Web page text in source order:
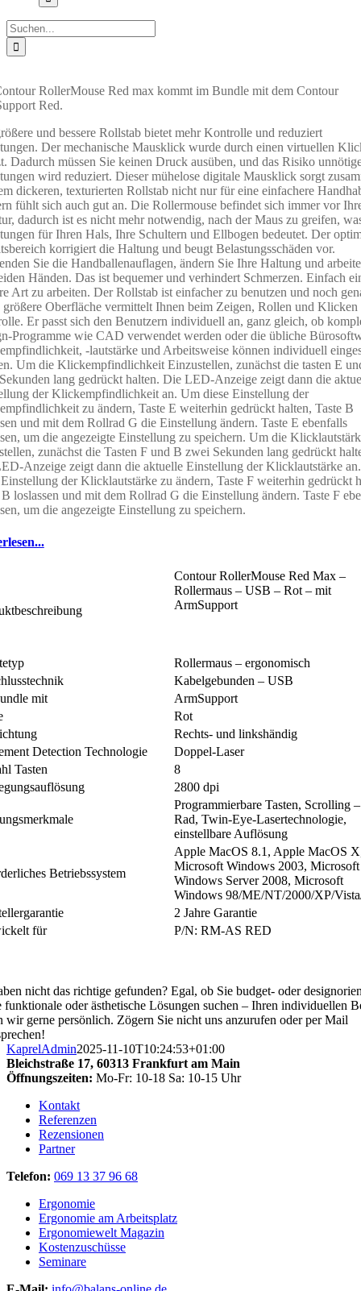
Suche
nach:
RollerMouse Red max kommt im Bundle mit dem Contour
Red.
und bessere Rollstab bietet mehr Kontrolle und reduziert
Der mechanische Mausklick wurde durch einen virtuellen
Dadurch müssen Sie keinen Druck ausüben, und das Risiko
wird reduziert. Dieser mühelose digitale Mausklick sorgt
dickeren, texturierten Rollstab nicht nur für eine einfachere
fühlt sich auch gut an. Die Rollermouse befindet sich immer vor
dadurch ist es nicht mehr notwendig, nach der Maus zu greifen,
für Ihren Hals, Ihre Schultern und Ellbogen bedeutet. Der
korrigiert die Haltung und beugt Belastungsschäden vor.
Sie die Handballenauflagen, ändern Sie Ihre Haltung und
Händen. Das ist bequemer und verhindert Schmerzen. Einfach
Art zu arbeiten. Der Rollstab ist einfacher zu benutzen und noch
größere Oberfläche vermittelt Ihnen beim Zeigen, Rollen und Klicken
Er passt sich den Benutzern individuell an, ganz gleich, ob
Programme wie CAD verwendet werden oder die übliche
-lautstärke und Arbeitsweise können individuell
Um die Klickempfindlichkeit Einzustellen, zunächst die tasten E
lang gedrückt halten. Die LED-Anzeige zeigt dann die
der Klickempfindlichkeit an. Um diese Einstellung der
zu ändern, Taste E weiterhin gedrückt halten, Taste B
und mit dem Rollrad G die Einstellung ändern. Taste E ebenfalls
um die angezeigte Einstellung zu speichern. Um die
zunächst die Tasten F und B zwei Sekunden lang gedrückt
Anzeige zeigt dann die aktuelle Einstellung der Klicklautstärke
der Klicklautstärke zu ändern, Taste F weiterhin gedrückt
B loslassen und mit dem Rollrad G die Einstellung ändern. Taste F
um die angezeigte Einstellung zu speichern.
Contour RollerMouse Red Max –
Rollermaus – USB – Rot – mit
ArmSupport
Rollermaus – ergonomisch
Kabelgebunden – USB
mit
ArmSupport
Rot
Rechts- und linkshändig
Detection Technologie
Doppel-Laser
Tasten
8
2800 dpi
Programmierbare Tasten, Scrolling –
Rad, Twin-Eye-Lasertechnologie,
einstellbare Auflösung
Betriebssystem
Apple MacOS 8.1, Apple MacOS
Microsoft Windows 2003, Microsoft
Windows Server 2008, Microsoft
Windows 98/ME/NT/2000/XP/
2 Jahre Garantie
für
P/N: RM-AS RED
nicht das richtige gefunden? Egal, ob Sie budget- oder
funktionale oder ästhetische Lösungen suchen – Ihren individuellen
wir gerne persönlich. Zögern Sie nicht uns anzurufen oder per Mail
KaprelAdmin2025-11-10T10:24:53+01:00
Bleichstraße 17, 60313 Frankfurt am Main
Öffnungszeiten: Mo-Fr: 10-18 Sa: 10-15 Uhr
Kontakt
Referenzen
Rezensionen
Partner
Telefon: 069 13 37 96 68
Ergonomie
Ergonomie am Arbeitsplatz
Ergonomiewelt Magazin
Kostenzuschüsse
Seminare